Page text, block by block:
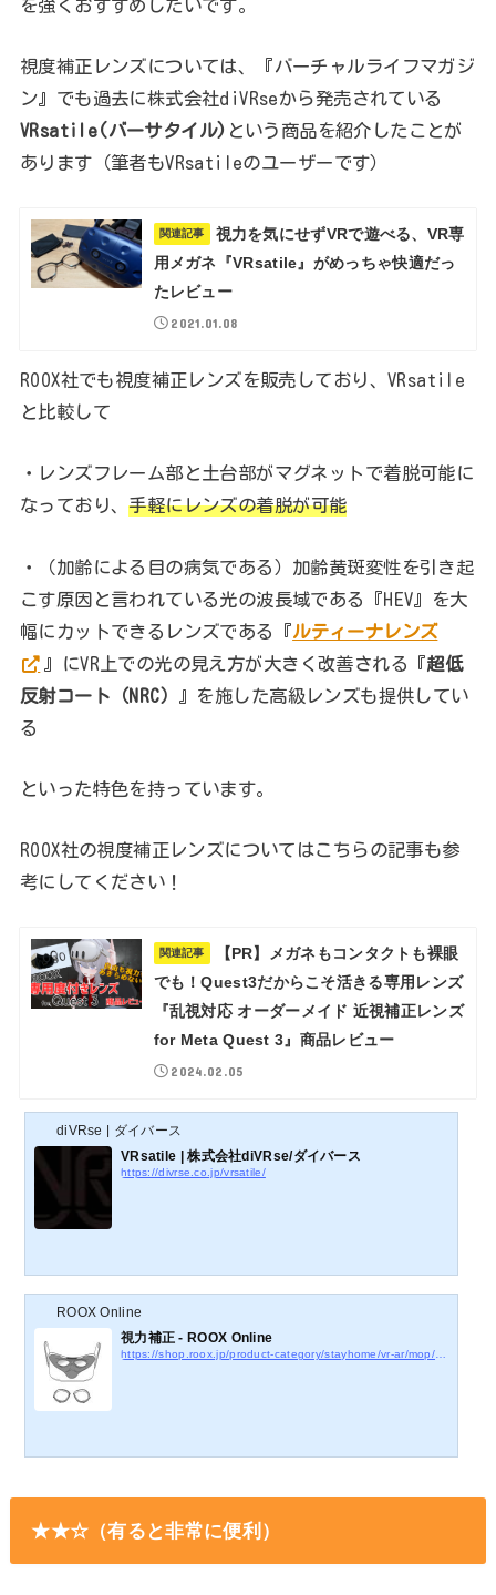
を強くおすすめしたいです。
視度補正レンズについては、『バーチャルライフマガジ
ン』でも過去に株式会社diVRseから発売されている
VRsatile(バーサタイル) という商品を紹介したことが
あります（筆者もVRsatileのユーザーです）
関連記事
視力を気にせずVRで遊べる、VR専
用メガネ『VRsatile』がめっちゃ快適だっ
たレビュー
2021.01.08
ROOX社でも視度補正レンズを販売しており、VRsatile
と比較して
・レンズフレーム部と土台部がマグネットで着脱可能に
なっており、手軽にレンズの着脱が可能
・（加齢による目の病気である）加齢黄斑変性を引き起
こす原因と言われている光の波長域である『HEV』を大
幅にカットできるレンズである『ルティーナレンズ
』にVR上での光の見え方が大きく改善される『超低
反射コート（NRC）
』を施した高級レンズも提供してい
る
といった特色を持っています。
ROOX社の視度補正レンズについてはこちらの記事も参
考にしてください！
関連記事
【PR】メガネもコンタクトも裸眼
でも！Quest3だからこそ活きる専用レンズ
『乱視対応 オーダーメイド 近視補正レンズ
for Meta Quest 3』商品レビュー
2024.02.05
diVRse | ダイバース
VRsatile | 株式会社diVRse/ダイバース
https://divrse.co.jp/vrsatile/
ROOX Online
視力補正 - ROOX Online
★★☆（有ると非常に便利）